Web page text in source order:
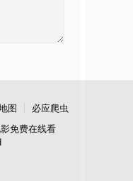
图
必应爬虫
免费在线看